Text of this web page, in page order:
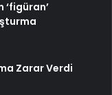
‘figüran’
Zarar Verdi